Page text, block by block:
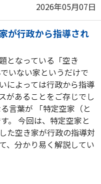
2026年05月07日
が行政から指導され
となっている「空き
いない家というだけで
によっては行政から指導
があることをご存じでし
言葉が 「特定空家（と
。 今回は、特定空家と
た空き家が行政の指導対
、分かり易く解説してい